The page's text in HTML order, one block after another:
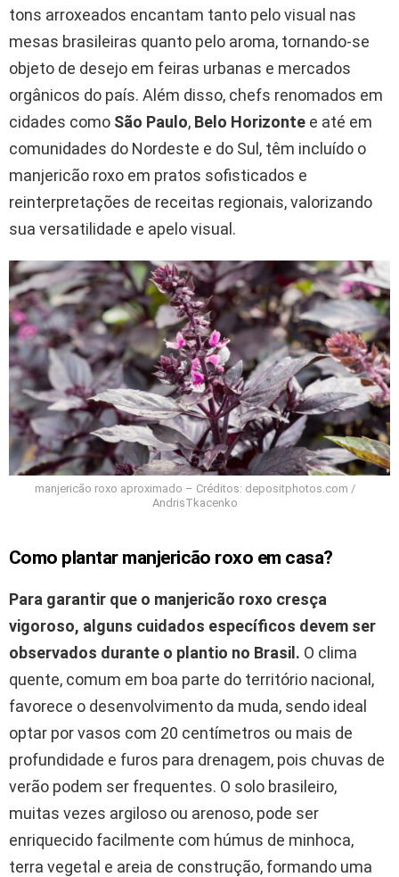
tons arroxeados encantam tanto pelo visual nas
mesas brasileiras quanto pelo aroma, tornando-se
objeto de desejo em feiras urbanas e mercados
orgânicos do país. Além disso, chefs renomados em
cidades como São Paulo, Belo Horizonte e até em
comunidades do Nordeste e do Sul, têm incluído o
manjericão roxo em pratos sofisticados e
reinterpretações de receitas regionais, valorizando
sua versatilidade e apelo visual.
manjericão roxo aproximado – Créditos: depositphotos.com /
AndrisTkacenko
Como plantar manjericão roxo em casa?
Para garantir que o manjericão roxo cresça
vigoroso, alguns cuidados específicos devem ser
observados durante o plantio no Brasil. O clima
quente, comum em boa parte do território nacional,
favorece o desenvolvimento da muda, sendo ideal
optar por vasos com 20 centímetros ou mais de
profundidade e furos para drenagem, pois chuvas de
verão podem ser frequentes. O solo brasileiro,
muitas vezes argiloso ou arenoso, pode ser
enriquecido facilmente com húmus de minhoca,
terra vegetal e areia de construção, formando uma